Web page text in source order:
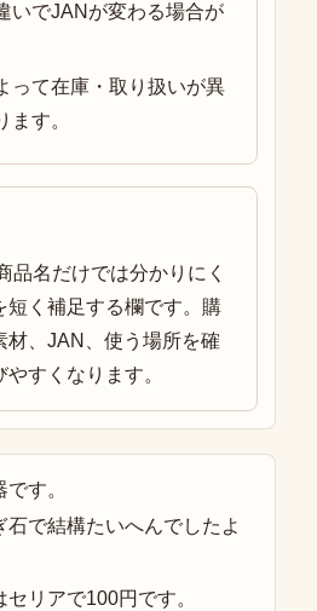
いでJANが変わる場合が
って在庫・取り扱いが異
ます。
品名だけでは分かりにく
短く補足する欄です。購
材、JAN、使う場所を確
すくなります。
す。
で結構たいへんでしたよ
リアで100円です。